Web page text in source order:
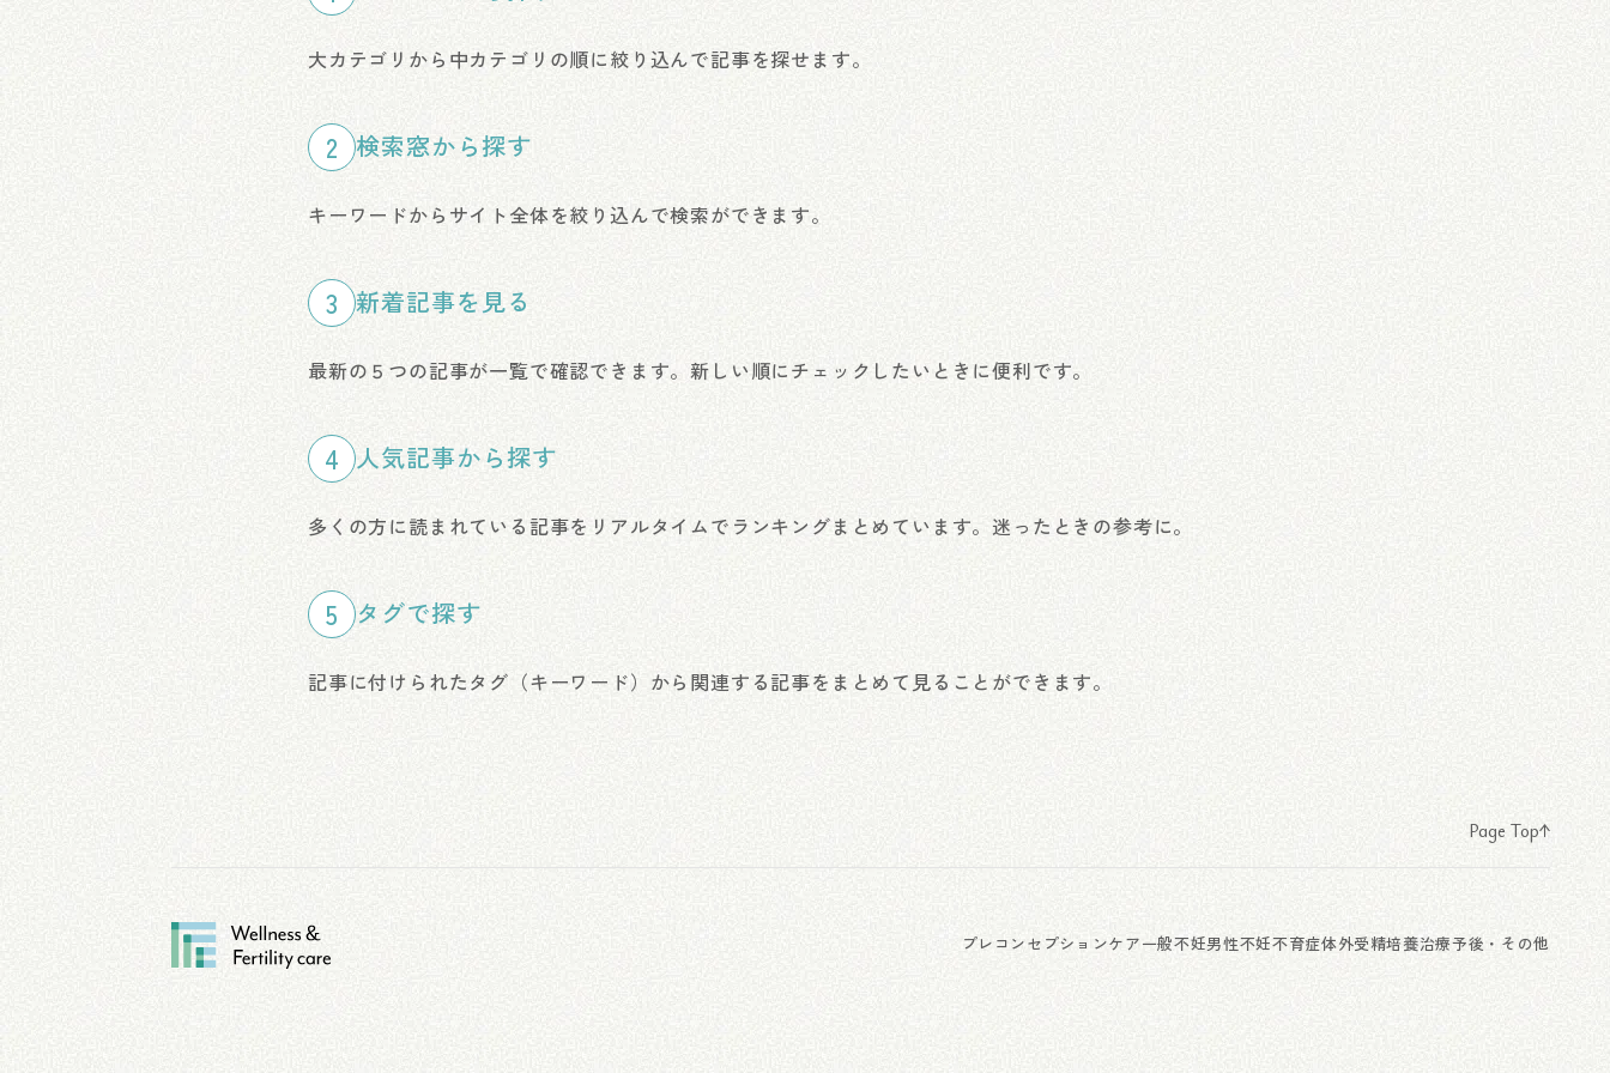
大カテゴリから中カテゴリの順に絞り込んで記事を探せます。
2 検索窓から探す
キーワードからサイト全体を絞り込んで検索ができます。
3 新着記事を見る
最新の５つの記事が一覧で確認できます。新しい順にチェックしたいときに便利です。
4 人気記事から探す
多くの方に読まれている記事をリアルタイムでランキングまとめています。迷ったときの参考に。
5 タグで探す
記事に付けられたタグ（キーワード）から関連する記事をまとめて見ることができます。
Page Top
プレコンセプションケア一般不妊男性不妊不育症体外受精培養治療予後・その他